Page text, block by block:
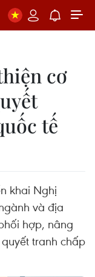
cơ
tế
khai Nghị
và địa
hợp, nâng
tranh chấp